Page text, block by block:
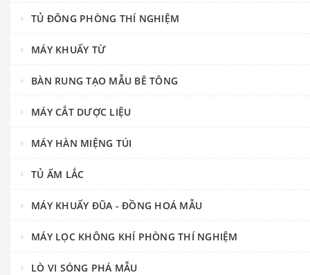
TỦ ĐÔNG PHÒNG THÍ NGHIỆM
MÁY KHUẤY TỪ
BÀN RUNG TẠO MẪU BÊ TÔNG
MÁY CẮT DƯỢC LIỆU
MÁY HÀN MIỆNG TÚI
TỦ ẤM LẮC
MÁY KHUẤY ĐŨA - ĐỒNG HOÁ MẪU
MÁY LỌC KHÔNG KHÍ PHÒNG THÍ NGHIỆM
LÒ VI SÓNG PHÁ MẪU